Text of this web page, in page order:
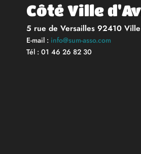
Côté Ville
5 rue de Versailles 92410
E-mail : info@sum-asso.com
Tél : 01 46 26 82 30